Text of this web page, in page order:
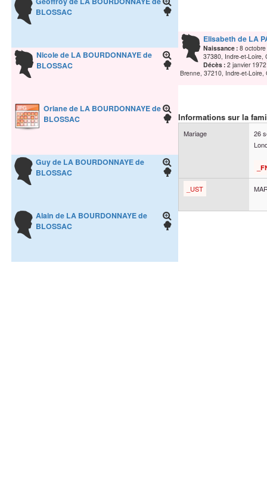
BLOSSAC
Nicolede LA BOURDONNAYE de
BLOSSAC
Orianede LA BOURDONNAYE de
BLOSSAC
Guyde LA BOURDONNAYE de
BLOSSAC
Alain de LA BOURDONNAYE de
BLOSSAC
Elisabeth de LA
Naissance : 8
37380, Indre-et-Loire,
Décès : 2 janvier 1972
Brenne, 37210, Indre-et-
Informations sur la
Mariage
26
_UST